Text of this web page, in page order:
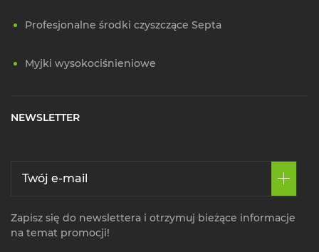
Profesjonalne środki czyszczące Septa
Myjki wysokociśnieniowe
NEWSLETTER
Zapisz się do newslettera i otrzymuj bieżące informacje
na temat promocji!